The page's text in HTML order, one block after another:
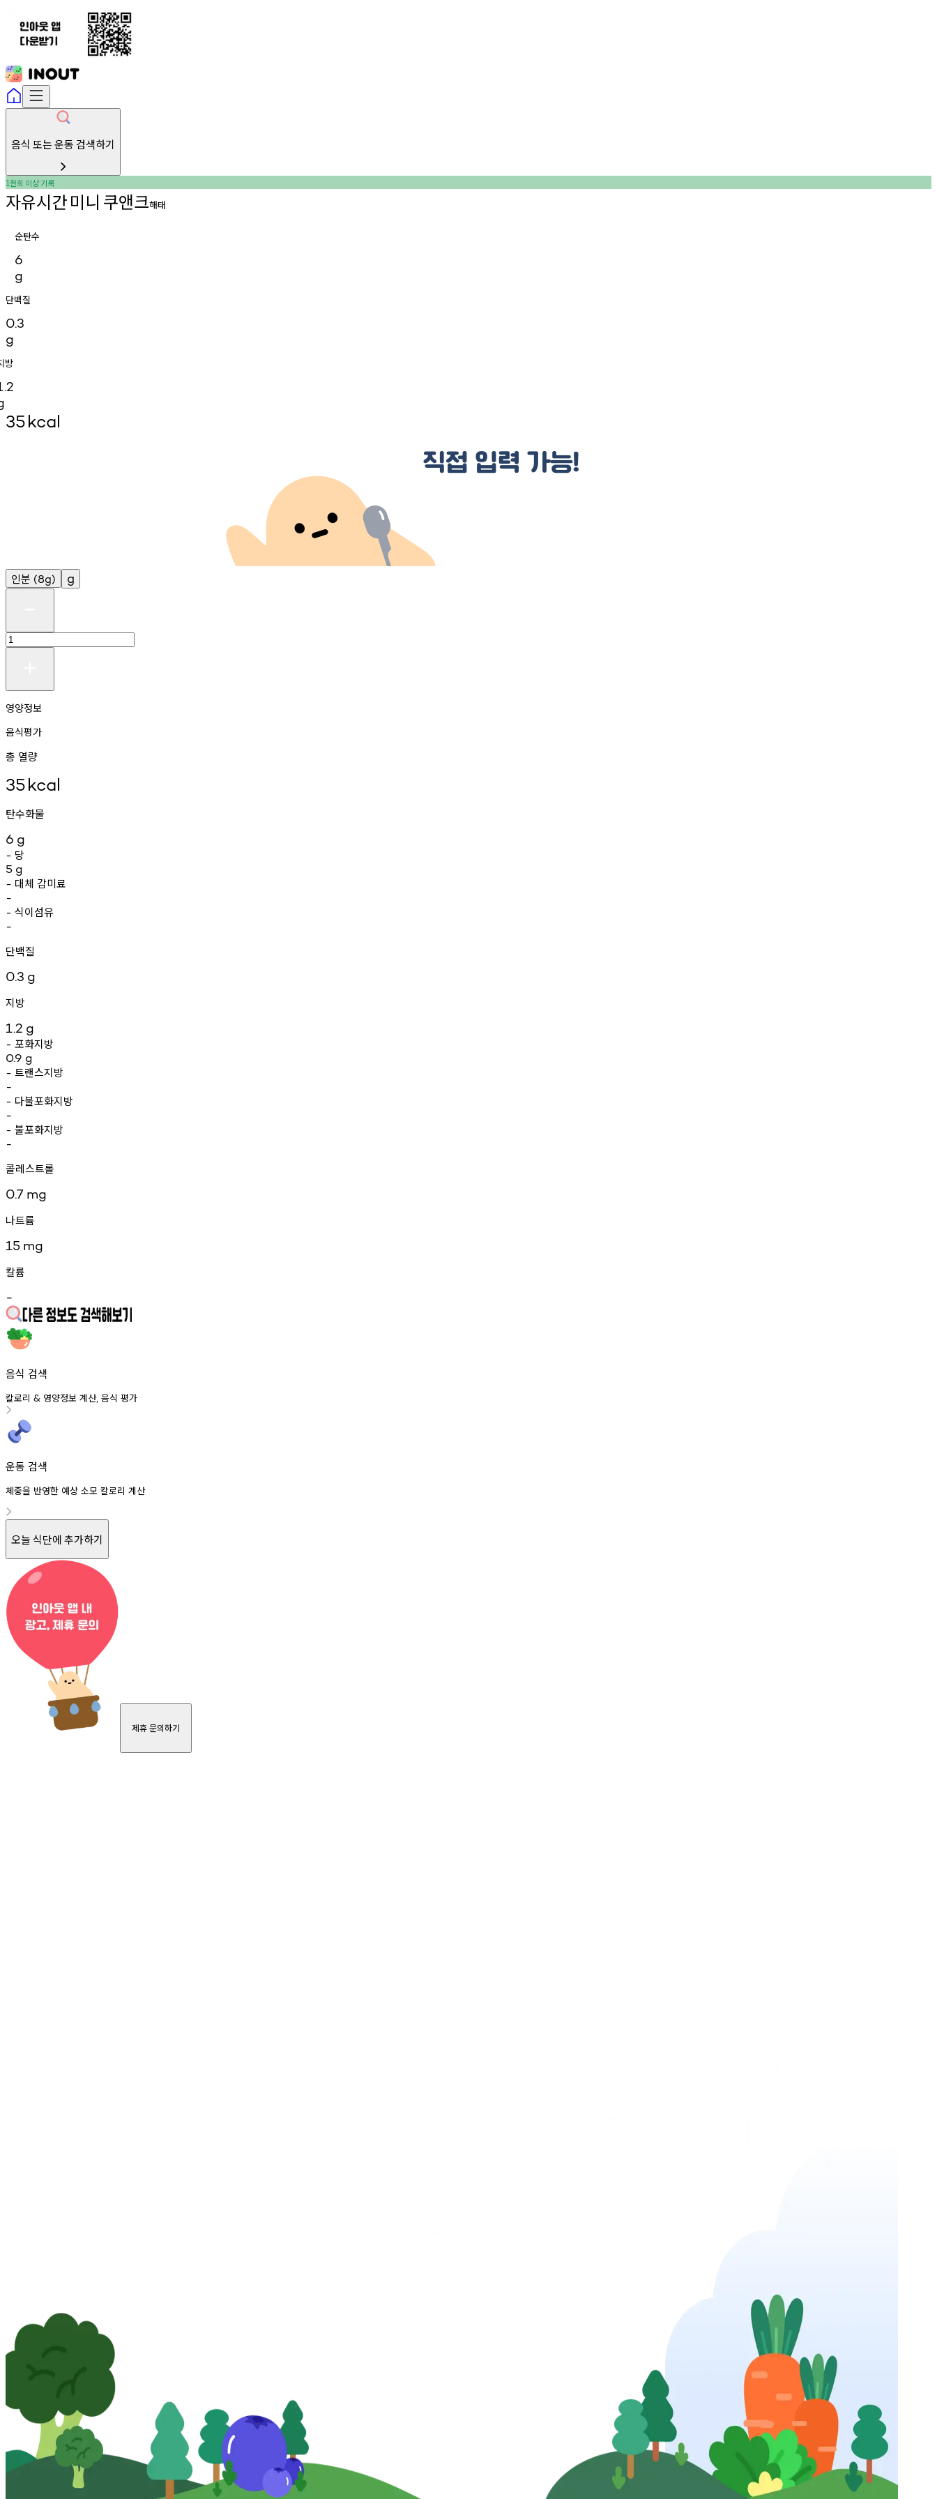
음식 또는 운동 검색하기
1천회 이상기록
자유시간미니 쿠앤크해태
순탄수
6
g
단백질
0.3
g
방
35kcal
인분 (8g) g
영양정보
음식평가
총 열량
35kcal
탄수화물
6 g
- 당
5 g
- 대체 감미료
-
- 식이섬유
-
단백질
0.3 g
지방
1.2 g
- 포화지방
0.9 g
- 트랜스지방
-
- 다불포화지방
-
- 불포화지방
-
콜레스트롤
0.7 mg
나트륨
15 mg
칼륨
-
음식 검색
칼로리 & 영양정보 계산, 음식 평가
운동 검색
체중을 반영한 예상 소모 칼로리 계산
오늘 식단에 추가하기
제휴 문의하기